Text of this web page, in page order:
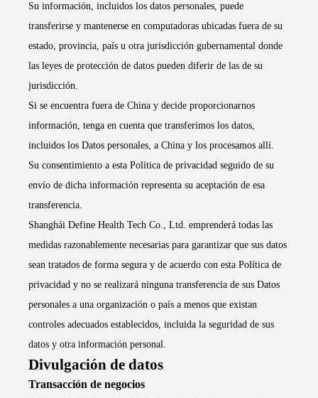
Su información, incluidos los datos personales, puede
transferirse y mantenerse en computadoras ubicadas fuera de su
estado, provincia, país u otra jurisdicción gubernamental donde
las leyes de protección de datos pueden diferir de las de su
jurisdicción.
Si se encuentra fuera de China y decide proporcionarnos
información, tenga en cuenta que transferimos los datos,
incluidos los Datos personales, a China y los procesamos allí.
Su consentimiento a esta Política de privacidad seguido de su
envío de dicha información representa su aceptación de esa
transferencia.
Shanghái Define Health Tech Co., Ltd. emprenderá todas las
medidas razonablemente necesarias para garantizar que sus datos
sean tratados de forma segura y de acuerdo con esta Política de
privacidad y no se realizará ninguna transferencia de sus Datos
personales a una organización o país a menos que existan
controles adecuados establecidos, incluida la seguridad de sus
datos y otra información personal.
Divulgación de datos
Transacción de negocios